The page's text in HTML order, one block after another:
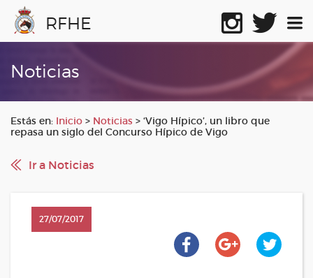
RFHE
Noticias
Estás en: Inicio > Noticias > ‘Vigo Hípico’, un libro que
repasa un siglo del Concurso Hípico de Vigo
Ir a Noticias
27/07/2017